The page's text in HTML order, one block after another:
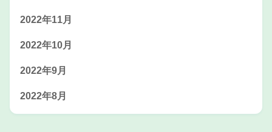
2022年11月
2022年10月
2022年9月
2022年8月